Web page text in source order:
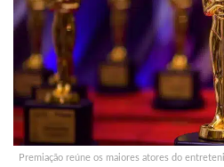
Premiação reúne os maiores atores do